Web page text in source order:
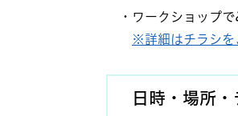
・ワークショップで
※詳細はチラシを
日時・場所